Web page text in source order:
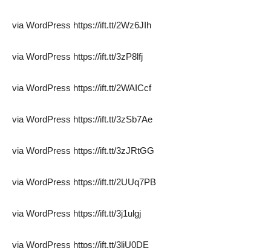
via WordPress https://ift.tt/2Wz6JIh
via WordPress https://ift.tt/3zP8lfj
via WordPress https://ift.tt/2WAICcf
via WordPress https://ift.tt/3zSb7Ae
via WordPress https://ift.tt/3zJRtGG
via WordPress https://ift.tt/2UUq7PB
via WordPress https://ift.tt/3j1ulgj
via WordPress https://ift.tt/3liU0DE